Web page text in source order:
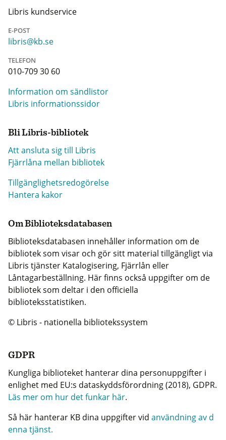
Libris kundservice
E-POST
libris@kb.se
TELEFON
010-709 30 60
Information om sändlistor
Libris informationssidor
Bli Libris-bibliotek
Att ansluta sig till Libris
Fjärrlåna mellan bibliotek
Tillgänglighetsredogörelse
Hantera kakor
Om Biblioteksdatabasen
Biblioteksdatabasen innehåller information om de
bibliotek som visar och gör sitt material tillgängligt via
Libris tjänster Katalogisering, Fjärrlån eller
Låntagarbeställning. Här finns också uppgifter om de
bibliotek som deltar i den officiella
biblioteksstatistiken.
© Libris - nationella bibliotekssystem
GDPR
Kungliga biblioteket hanterar dina personuppgifter i
enlighet med EU:s dataskyddsförordning (2018), GDPR.
Läs mer om hur det funkar här.
Så här hanterar KB dina uppgifter vid användning av d
enna tjänst.